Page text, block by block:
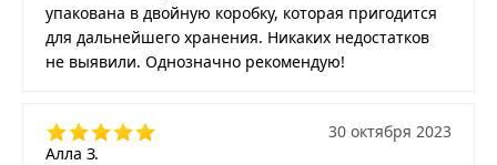
упакована в двойную коробку, которая пригодится
для дальнейшего хранения. Никаких недостатков
не выявили. Однозначно рекомендую!
Алла З.
30 октября 2023